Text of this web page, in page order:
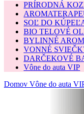
PRÍRODNÁ
SOĽ DO
BIO TELOVÉ
BYLINNÉ
VONNÉ
DARČEKOVÉ
Vône do auta VIP
Domov Vône do auta